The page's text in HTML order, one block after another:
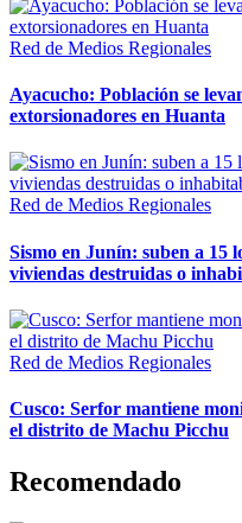
Red de Medios Regionales
Ayacucho: Población se
extorsionadores en Huanta
Red de Medios Regionales
Sismo en Junín: suben a 15
viviendas destruidas o
Red de Medios Regionales
Cusco: Serfor mantiene
el distrito de Machu Picchu
Recomendado